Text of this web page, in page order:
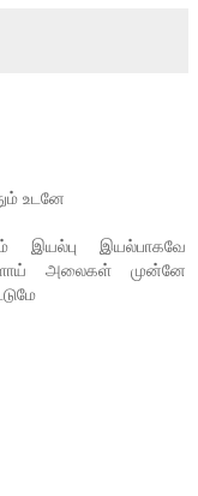
உடனே
இயல்பு இயல்பாகவே
அலைகள் முன்னே